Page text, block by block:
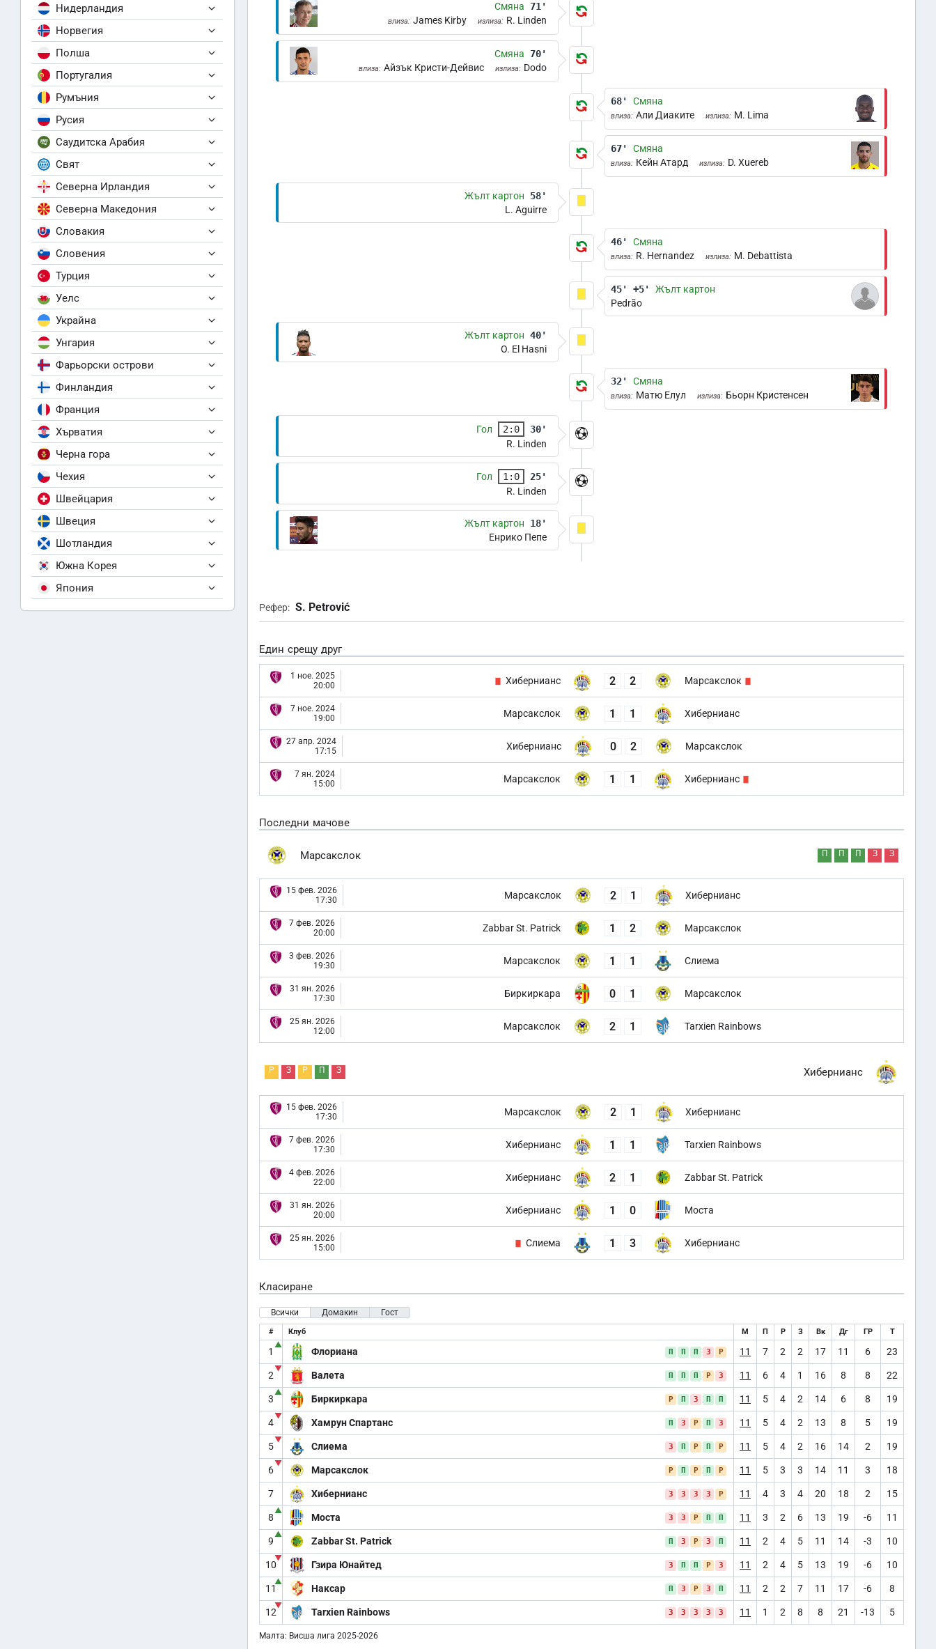
Нидерландия
Норвегия
Полша
Португалия
Румъния
Русия
Саудитска Арабия
Свят
Северна Ирландия
Северна Македония
Словакия
Словения
Турция
Уелс
Украйна
Унгария
Фарьорски острови
Финландия
Франция
Хърватия
Черна гора
Чехия
Швейцария
Швеция
Шотландия
Южна Корея
Япония
Смяна 71'
влиза: James Kirby излиза: R. Linden
Смяна 70'
влиза: Айзък Кристи-Дейвис излиза: Dodo
68' Смяна
влиза: Али Диаките излиза: M. Lima
67' Смяна
влиза: Кейн Атард излиза: D. Xuereb
Жълт картон
58'
L. Aguirre
46' Смяна
влиза: R. Hernandez излиза: M. Debattista
45' +5'
Жълт картон
Pedrão
Жълт картон 40'
O. El Hasni
32' Смяна
влиза: Матю Елул излиза: Бьорн Кристенсен
Гол 2:0
30'
R. Linden
Гол 1:0
25'
R. Linden
Жълт картон
18'
Енрико Пепе
Рефер: S. Petrović
Един срещу друг
1 ное. 2025
20:00
Хибернианс 2 2 Марсакслок
7 ное. 2024
19:00
Марсакслок 1 1 Хибернианс
27 апр. 2024
17:15
Хибернианс 0 2 Марсакслок
7 ян. 2024
15:00
Марсакслок 1 1 Хибернианс
Последни мачове
Марсакслок П П П З З
15 фев. 2026
17:30
Марсакслок 2 1 Хибернианс
7 фев. 2026
20:00
Zabbar St. Patrick 1 2 Марсакслок
3 фев. 2026
19:30
Марсакслок 1 1 Слиема
31 ян. 2026
17:30
Биркиркара 0 1 Марсакслок
25 ян. 2026
12:00
Марсакслок 2 1 Tarxien Rainbows
Хибернианс
Р З Р П З
15 фев. 2026
17:30
Марсакслок 2 1 Хибернианс
7 фев. 2026
17:30
Хибернианс 1 1 Tarxien Rainbows
4 фев. 2026
22:00
Хибернианс 2 1 Zabbar St. Patrick
31 ян. 2026
20:00
Хибернианс 1 0 Моста
25 ян. 2026
15:00
Слиема 1 3 Хибернианс
Класиране
Всички Домакин Гост
# Клуб М П Р З Вк Дг ГР Т
1
▲
Флориана П П П З Р 11 7 2 2 17 11 6 23
2
▼
Валета П П П Р З 11 6 4 1 16 8 8 22
3
▲
Биркиркара Р П З П П 11 5 4 2 14 6 8 19
4
▼
Хамрун Спартанс П З Р П З 11 5 4 2 13 8 5 19
5
▼
Слиема З П Р П Р 11 5 4 2 16 14 2 19
6
▼
Марсакслок Р П Р П Р 11 5 3 3 14 11 3 18
7 Хибернианс З З З З Р 11 4 3 4 20 18 2 15
8
▲
Моста З З Р П П 11 3 2 6 13 19 -6 11
9
▲
Zabbar St. Patrick П З Р З П 11 2 4 5 11 14 -3 10
10
▼
Гзира Юнайтед З П П Р З 11 2 4 5 13 19 -6 10
11
▲
Наксар П З Р З П 11 2 2 7 11 17 -6 8
12
▼
Tarxien Rainbows З З З З З 11 1 2 8 8 21 -13 5
Малта: Висша лига 2025-2026